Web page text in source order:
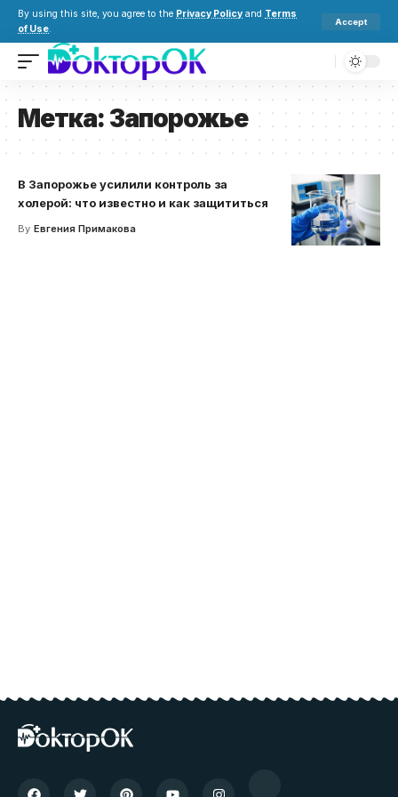
By using this site, you agree to the Privacy Policy and Terms
of Use.
Accept
Метка: Запорожье
В Запорожье усилили контроль за
холерой: что известно и как защититься
By Евгения Примакова